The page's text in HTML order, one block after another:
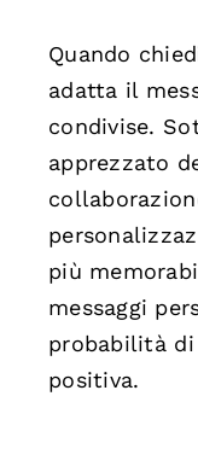
Quando
adatta il
condivise.
apprezzato
più
messaggi
probabilità di
positiva.